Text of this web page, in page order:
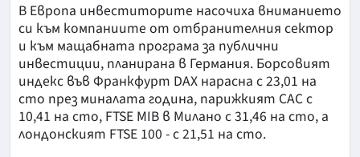
В Европа инвеститорите насочиха вниманието
си към компаниите от отбранителния сектор
и към мащабната програма за публични
инвестиции, планирана в Германия. Борсовият
индекс във Франкфурт DAX нарасна с 23,01 на
сто през миналата година, парижкият CAC с
10,41 на сто, FTSE MIB в Милано с 31,46 на сто, а
лондонският FTSE 100 - с 21,51 на сто.